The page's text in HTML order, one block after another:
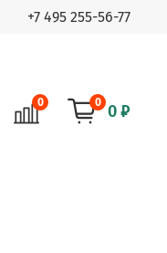
+7 495 255-56-77
0 0 0 ₽